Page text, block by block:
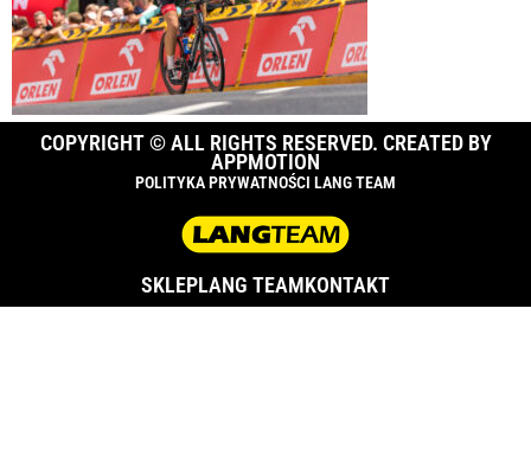
COPYRIGHT © ALL RIGHTS RESERVED. CREATED BY
APPMOTION
POLITYKA PRYWATNOŚCI LANG TEAM
SKLEPLANG TEAMKONTAKT